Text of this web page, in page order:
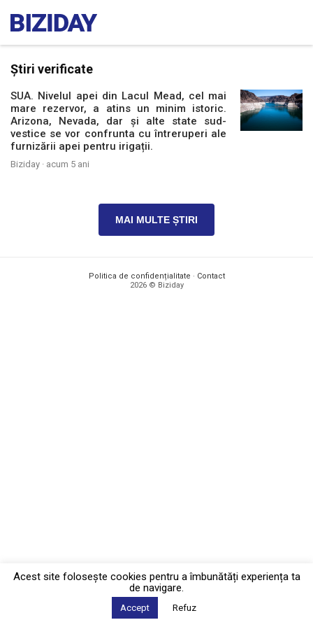
Știri verificate
SUA. Nivelul apei din Lacul Mead, cel mai
mare rezervor, a atins un minim istoric.
Arizona, Nevada, dar și alte state sud-
vestice se vor confrunta cu întreruperi ale
furnizării apei pentru irigații.
Biziday · acum 5 ani
MAI MULTE ȘTIRI
Politica de confidențialitate · Contact
2026 © Biziday
Acest site foloseşte cookies pentru a îmbunătăți experiența ta
de navigare.
Accept Refuz